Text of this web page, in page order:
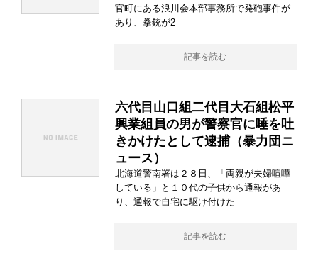
官町にある浪川会本部事務所で発砲事件が
あり、拳銃が2
記事を読む
六代目山口組二代目大石組松平
興業組員の男が警察官に唾を吐
きかけたとして逮捕（暴力団ニ
ュース）
北海道警南署は２８日、「両親が夫婦喧嘩
している」と１０代の子供から通報があ
り、通報で自宅に駆け付けた
記事を読む